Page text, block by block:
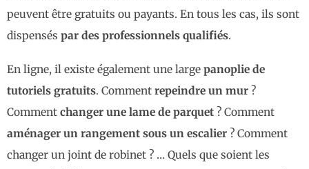
peuvent être gratuits ou payants. En tous les cas, ils sont
dispensés par des professionnels qualifiés.
En ligne, il existe également une large panoplie de
tutoriels gratuits. Comment repeindre un mur ?
Comment changer une lame de parquet ? Comment
aménager un rangement sous un escalier ? Comment
changer un joint de robinet ? … Quels que soient les